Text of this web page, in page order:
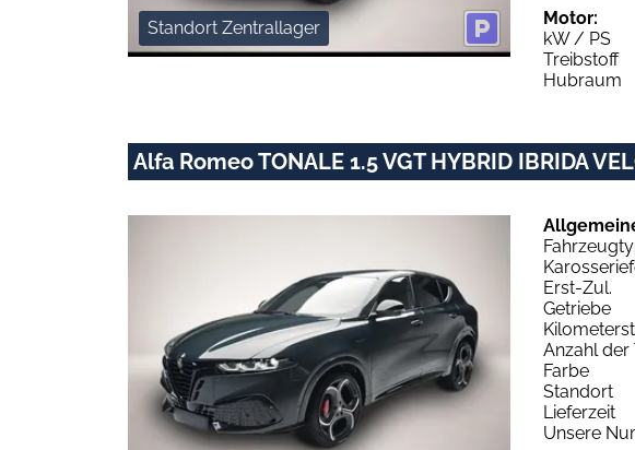
Standort Zentrallager
Motor:
kW / PS
Treibstoff
Hubraum
Alfa Romeo TONALE 1.5 VGT HYBRID IBRIDA
Erst-Zul.
Getriebe
Anzahl der
Farbe
Standort
Lieferzeit
Unsere